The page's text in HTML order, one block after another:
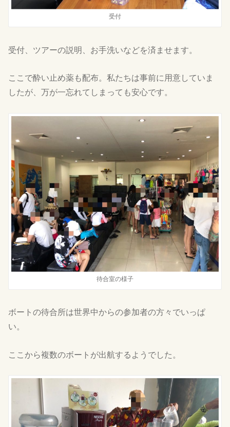
受付
受付、ツアーの説明、お手洗いなどを済ませます。
ここで酔い止め薬も配布。私たちは事前に用意していま
したが、万が一忘れてしまっても安心です。
待合室の様子
ボートの待合所は世界中からの参加者の方々でいっぱ
い。
ここから複数のボートが出航するようでした。